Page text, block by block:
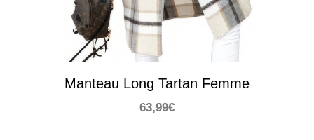
Manteau Long Tartan Femme
63,99€